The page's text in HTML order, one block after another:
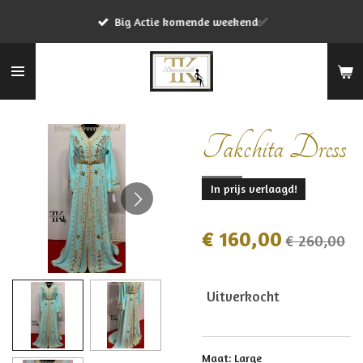
de
Big Actie komende weekend✅
Takchita Dress
In prijs verlaagd!
€ 160,00 € 260,00
Uitverkocht
Maat: Large